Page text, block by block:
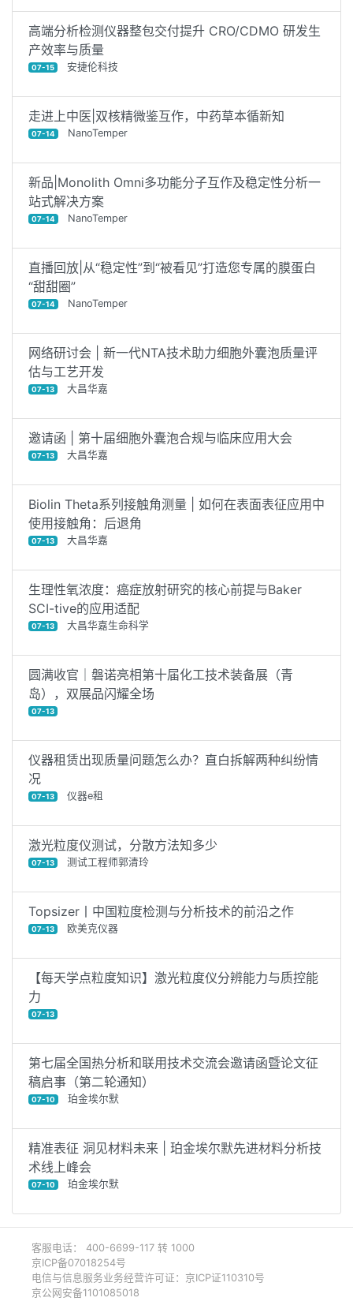
高端分析检测仪器整包交付提升 CRO/CDMO 研发生
产效率与质量
07-15 安捷伦科技
走进上中医|双核精微鉴互作，中药草本循新知
07-14 NanoTemper
新品|Monolith Omni多功能分子互作及稳定性分析一
站式解决方案
07-14 NanoTemper
直播回放|从“稳定性”到“被看见”打造您专属的膜蛋白
“甜甜圈”
07-14 NanoTemper
网络研讨会 | 新一代NTA技术助力细胞外囊泡质量评
估与工艺开发
07-13 大昌华嘉
邀请函 | 第十届细胞外囊泡合规与临床应用大会
07-13 大昌华嘉
Biolin Theta系列接触角测量 | 如何在表面表征应用中
使用接触角：后退角
07-13 大昌华嘉
生理性氧浓度：癌症放射研究的核心前提与Baker
SCI-tive的应用适配
07-13 大昌华嘉生命科学
圆满收官｜磐诺亮相第十届化工技术装备展（青
岛），双展品闪耀全场
07-13
仪器租赁出现质量问题怎么办？直白拆解两种纠纷情
况
07-13 仪器e租
激光粒度仪测试，分散方法知多少
07-13 测试工程师郭清玲
Topsizer丨中国粒度检测与分析技术的前沿之作
07-13 欧美克仪器
【每天学点粒度知识】激光粒度仪分辨能力与质控能
力
07-13
第七届全国热分析和联用技术交流会邀请函暨论文征
稿启事（第二轮通知）
07-10 珀金埃尔默
精准表征 洞见材料未来 | 珀金埃尔默先进材料分析技
术线上峰会
07-10 珀金埃尔默
客服电话： 400-6699-117 转 1000
京ICP备07018254号
电信与信息服务业务经营许可证：京ICP证110310号
京公网安备1101085018